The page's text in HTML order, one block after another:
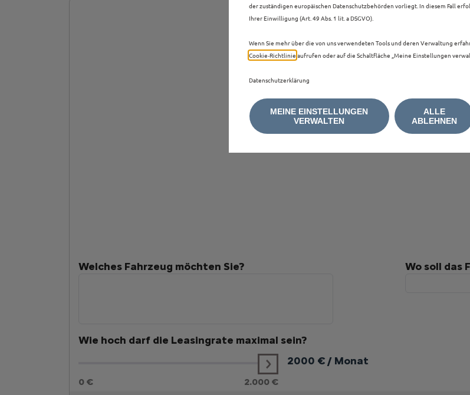
Welches Fahrzeug möchten Sie? Wo soll das
Wie hoch darf die Leasingrate maximal sein?
0 € 2.000 €
2000 € / Monat
der zuständigen europäischen Datenschutzbehörden vorliegt. In diesem Fall
Ihrer Einwilligung (Art. 49 Abs. 1 lit. a DSGVO).
Wenn Sie mehr über die von uns verwendeten Tools und deren Verwaltung
Cookie‑Richtlinie aufrufen oder auf die Schaltfläche „Meine Einstellungen
Datenschutzerklärung
MEINE EINSTELLUNGEN
VERWALTEN
ALLE
ABLEHNEN